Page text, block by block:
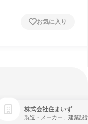
お気に入り
株式会社住まいず
製造・メーカー、建築設